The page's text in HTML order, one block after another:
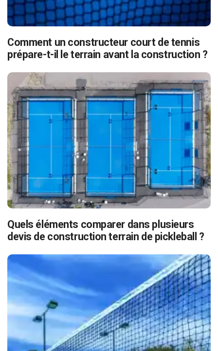
Comment un constructeur court de tennis
prépare-t-il le terrain avant la construction ?
Quels éléments comparer dans plusieurs
devis de construction terrain de pickleball ?